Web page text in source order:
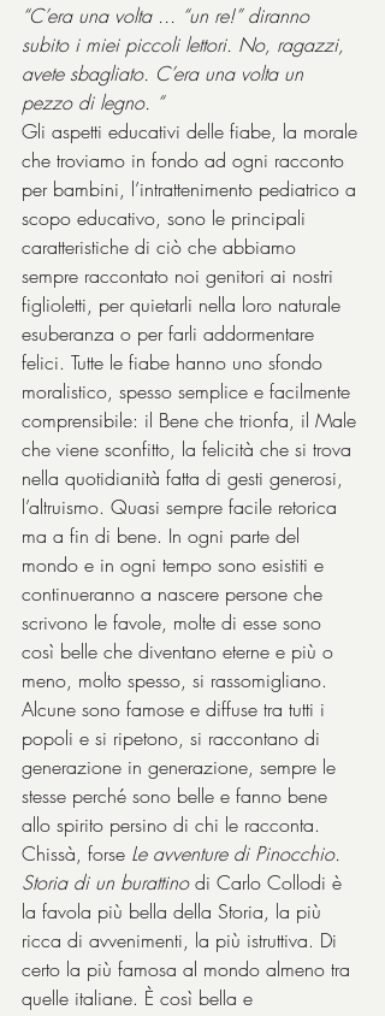
“C’era una volta ... “un re!” diranno
subito i miei piccoli lettori. No, ragazzi,
avete sbagliato. C’era una volta un
pezzo di legno. “
Gli aspetti educativi delle fiabe, la morale
che troviamo in fondo ad ogni racconto
per bambini, l’intrattenimento pediatrico a
scopo educativo, sono le principali
caratteristiche di ciò che abbiamo
sempre raccontato noi genitori ai nostri
figlioletti, per quietarli nella loro naturale
esuberanza o per farli addormentare
felici. Tutte le fiabe hanno uno sfondo
moralistico, spesso semplice e facilmente
comprensibile: il Bene che trionfa, il Male
che viene sconfitto, la felicità che si trova
nella quotidianità fatta di gesti generosi,
l’altruismo. Quasi sempre facile retorica
ma a fin di bene. In ogni parte del
mondo e in ogni tempo sono esistiti e
continueranno a nascere persone che
scrivono le favole, molte di esse sono
così belle che diventano eterne e più o
meno, molto spesso, si rassomigliano.
Alcune sono famose e diffuse tra tutti i
popoli e si ripetono, si raccontano di
generazione in generazione, sempre le
stesse perché sono belle e fanno bene
allo spirito persino di chi le racconta.
Chissà, forse Le avventure di Pinocchio.
Storia di un burattino di Carlo Collodi è
la favola più bella della Storia, la più
ricca di avvenimenti, la più istruttiva. Di
certo la più famosa al mondo almeno tra
quelle italiane. È così bella e